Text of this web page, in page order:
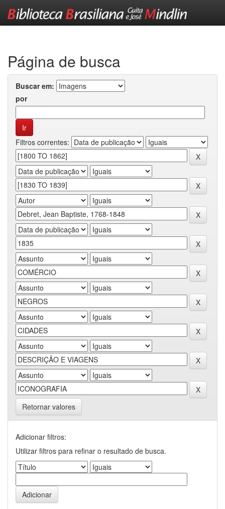
Página de busca
Buscar em:
por
Filtros correntes:
Retornar valores
Adicionar filtros:
Utilizar filtros para refinar o resultado de busca.